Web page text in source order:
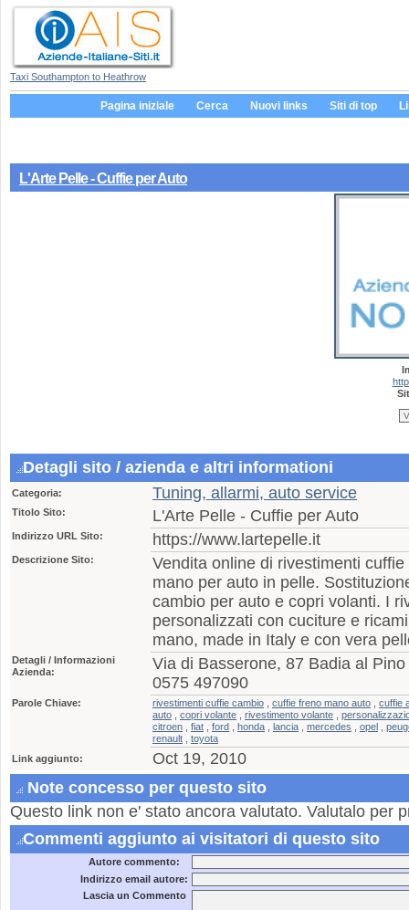
Taxi Southampton to Heathrow
Pagina iniziale Cerca Nuovi links Siti di top
L'Arte Pelle - Cuffie per Auto
Detagli sito / azienda e altri informationi
Categoria: Tuning, allarmi, auto service
Titolo Sito: L'Arte Pelle - Cuffie per Auto
Indirizzo URL Sito: https://www.lartepelle.it
Descrizione Sito:
Vendita online di rivestimenti
mano per auto in pelle.
cambio per auto e copri volanti. I
personalizzati con cuciture e
mano, made in Italy e con vera
Detagli / Informazioni
Azienda:
Via di Basserone, 87 Badia al
0575 497090
Parole Chiave: rivestimenti cuffie cambio cuffie freno mano auto
cuffie
auto
copri volante rivestimento volante
citroen
fiat ford honda lancia mercedes opel
renault
toyota
Link aggiunto:
Oct 19, 2010
Note concesso per questo sito
Questo link non e' stato ancora valutato. Valutalo per
Commenti aggiunto ai visitatori di questo sito
Autore commento:
Indirizzo email autore:
Lascia un Commento